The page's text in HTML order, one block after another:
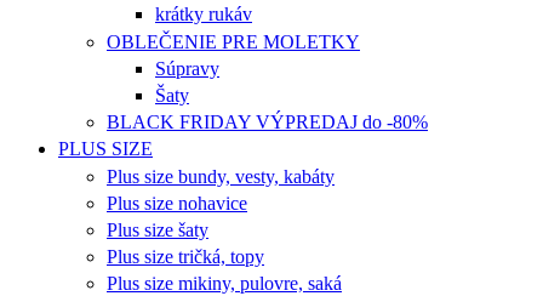
krátky rukáv
OBLEČENIE PRE MOLETKY
Súpravy
Šaty
BLACK FRIDAY VÝPREDAJ do -80%
PLUS SIZE
Plus size bundy, vesty, kabáty
Plus size nohavice
Plus size šaty
Plus size tričká, topy
Plus size mikiny, pulovre, saká